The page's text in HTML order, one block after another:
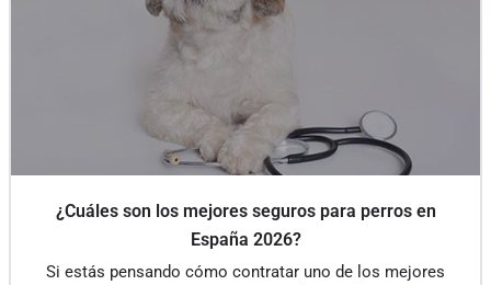
¿Cuáles son los mejores seguros para perros en
España 2026?
Si estás pensando cómo contratar uno de los mejores